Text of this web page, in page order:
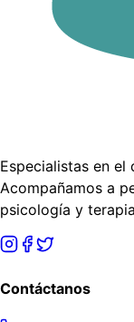
Especialistas en el
Acompañamos a
psicología y
Contáctanos